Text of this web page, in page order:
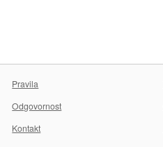
Pravila
Odgovornost
Kontakt